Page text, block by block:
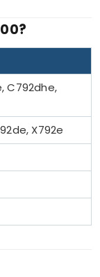
C792dhe,
X792e